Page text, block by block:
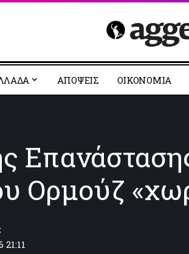
ΑΠΟΨΕΙΣ ΟΙΚΟΝΟΜΙΑ
Ορμούζ